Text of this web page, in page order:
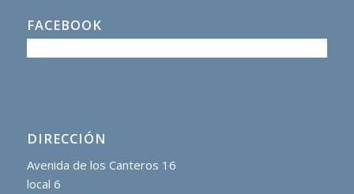
FACEBOOK
DIRECCIÓN
Avenida de los Canteros 16
local 6